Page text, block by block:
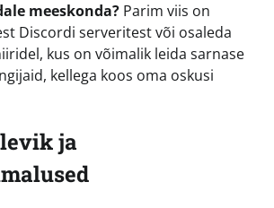
meeskonda? Parim viis on
Discordi serveritest või osaleda
kus on võimalik leida sarnase
kellega koos oma oskusi
ja